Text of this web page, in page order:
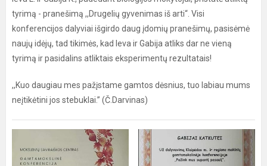
tyrimą - pranešimą ,,Drugelių gyvenimas iš arti“. Visi
konferencijos dalyviai išgirdo daug įdomių pranešimų, pasisėmė
naujų idėjų, tad tikimės, kad Ieva ir Gabija atliks dar ne vieną
tyrimą ir pasidalins atliktais eksperimentų rezultatais!
,,Kuo daugiau mes pažįstame gamtos dėsnius, tuo labiau mums
neįtikėtini jos stebuklai.” (Č.Darvinas)